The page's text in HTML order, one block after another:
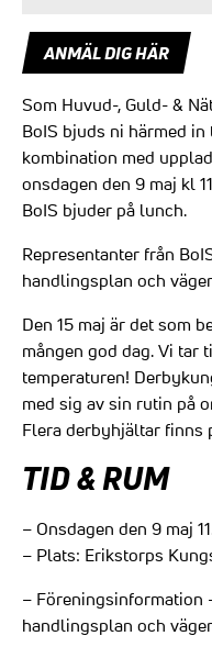
ANMÄL DIG HÄR
Som Huvud-, Guld- &
BoIS bjuds ni härmed
kombination med
onsdagen den 9 maj kl
BoIS bjuder på lunch.
Representanter från
handlingsplan och
Den 15 maj är det som
mången god dag. Vi
temperaturen!
med sig av sin rutin på
Flera derbyhjältar finns
TID & RUM
– Onsdagen den 9 maj
– Plats: Erikstorps
– Föreningsinformation
handlingsplan och